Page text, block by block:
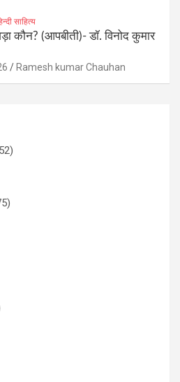
साहित्य
कौन? (आपबीती)​- डॉ. विनोद कुमार
Ramesh kumar Chauhan